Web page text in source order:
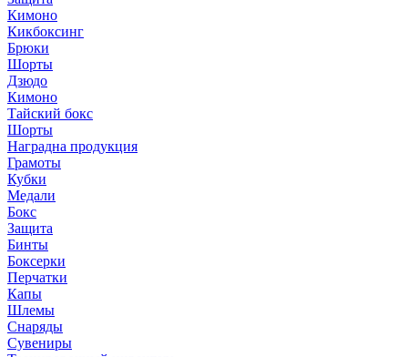
Кимоно
Кикбоксинг
Брюки
Шорты
Дзюдо
Кимоно
Тайский бокс
Шорты
Наградна продукция
Грамоты
Кубки
Медали
Бокс
Защита
Бинты
Боксерки
Перчатки
Капы
Шлемы
Снаряды
Сувениры